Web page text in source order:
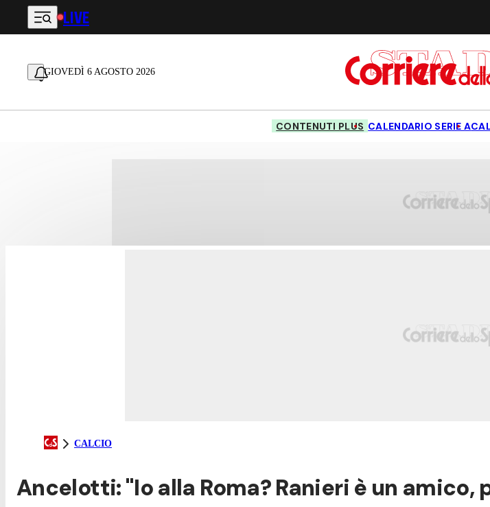
Vai al contenuto principale
LIVE
GIOVEDÌ 6 AGOSTO 2026
CONTENUTI PLUS CALENDARIO SERIE A
CALCIO
Ancelotti: "Io alla Roma? Ranieri è un amico,